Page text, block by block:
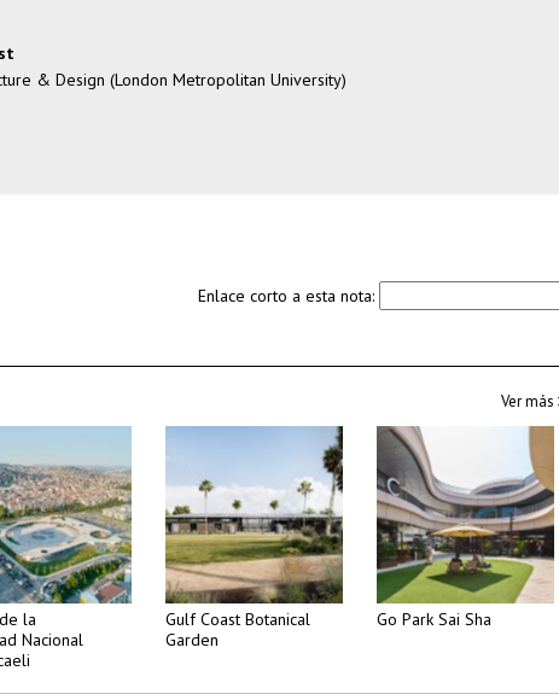
& Design (London Metropolitan University)
Enlace corto a esta nota:
Ver más
la
Nacional
Gulf Coast Botanical
Garden
Go Park Sai Sha